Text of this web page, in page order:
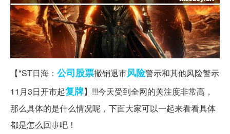
【*ST日海： 公司股票撤销退市风险警示和其他风险警示
11月3日开市起复牌】!!!今天受到全网的关注度非常高，
那么具体的是什么情况呢，下面大家可以一起来看看具体
都是怎么回事吧！